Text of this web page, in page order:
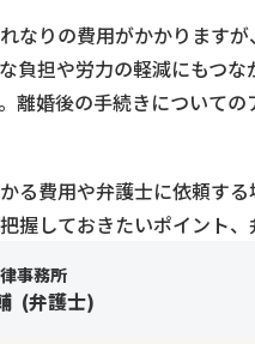
なりの費用がかかります
負担や労力の軽減にもつ
離婚後の手続きについて
る費用や弁護士に依頼す
握しておきたいポイント、
事務所
(弁護士)